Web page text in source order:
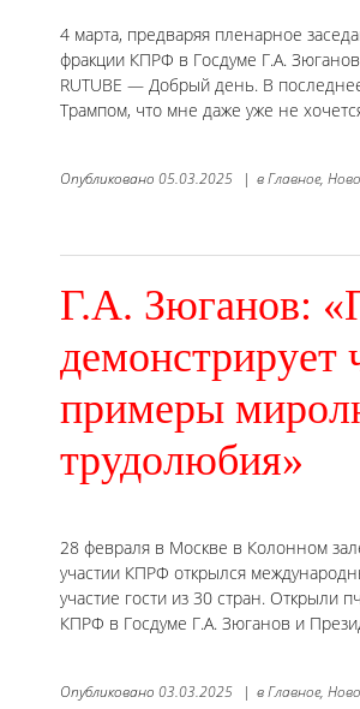
4 марта, предваряя пленарное
фракции КПРФ в Госдуме Г.А.
RUTUBE — Добрый день. В
Трампом, что мне даже уже не
Опубликовано 05.03.2025 | вГлавное,
Г.А. Зюганов:
демонстрирует
примеры
трудолюбия»
28 февраля в Москве в Колонном
участии КПРФ открылся
участие гости из 30 стран. Открыли
КПРФ в Госдуме Г.А. Зюганов и
Опубликовано 03.03.2025 | вГлавное,